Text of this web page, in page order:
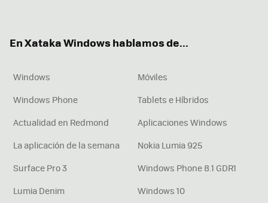
En Xataka Windows hablamos de...
Windows
Móviles
Windows Phone
Tablets e Híbridos
Actualidad en Redmond
Aplicaciones Windows
La aplicación de la semana
Nokia Lumia 925
Surface Pro 3
Windows Phone 8.1 GDR1
Lumia Denim
Windows 10